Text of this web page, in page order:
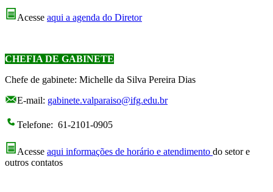
Acesse aqui a agenda do Diretor
CHEFIA DE GABINETE
Chefe de gabinete: Michelle da Silva Pereira Dias
E-mail: gabinete.valparaiso@ifg.edu.br
Telefone: 61-2101-0905
Acesse aqui informações de horário e atendimento do setor e
outros contatos